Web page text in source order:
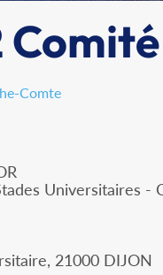
Comité
Comte
Universitaires -
21000 DIJON